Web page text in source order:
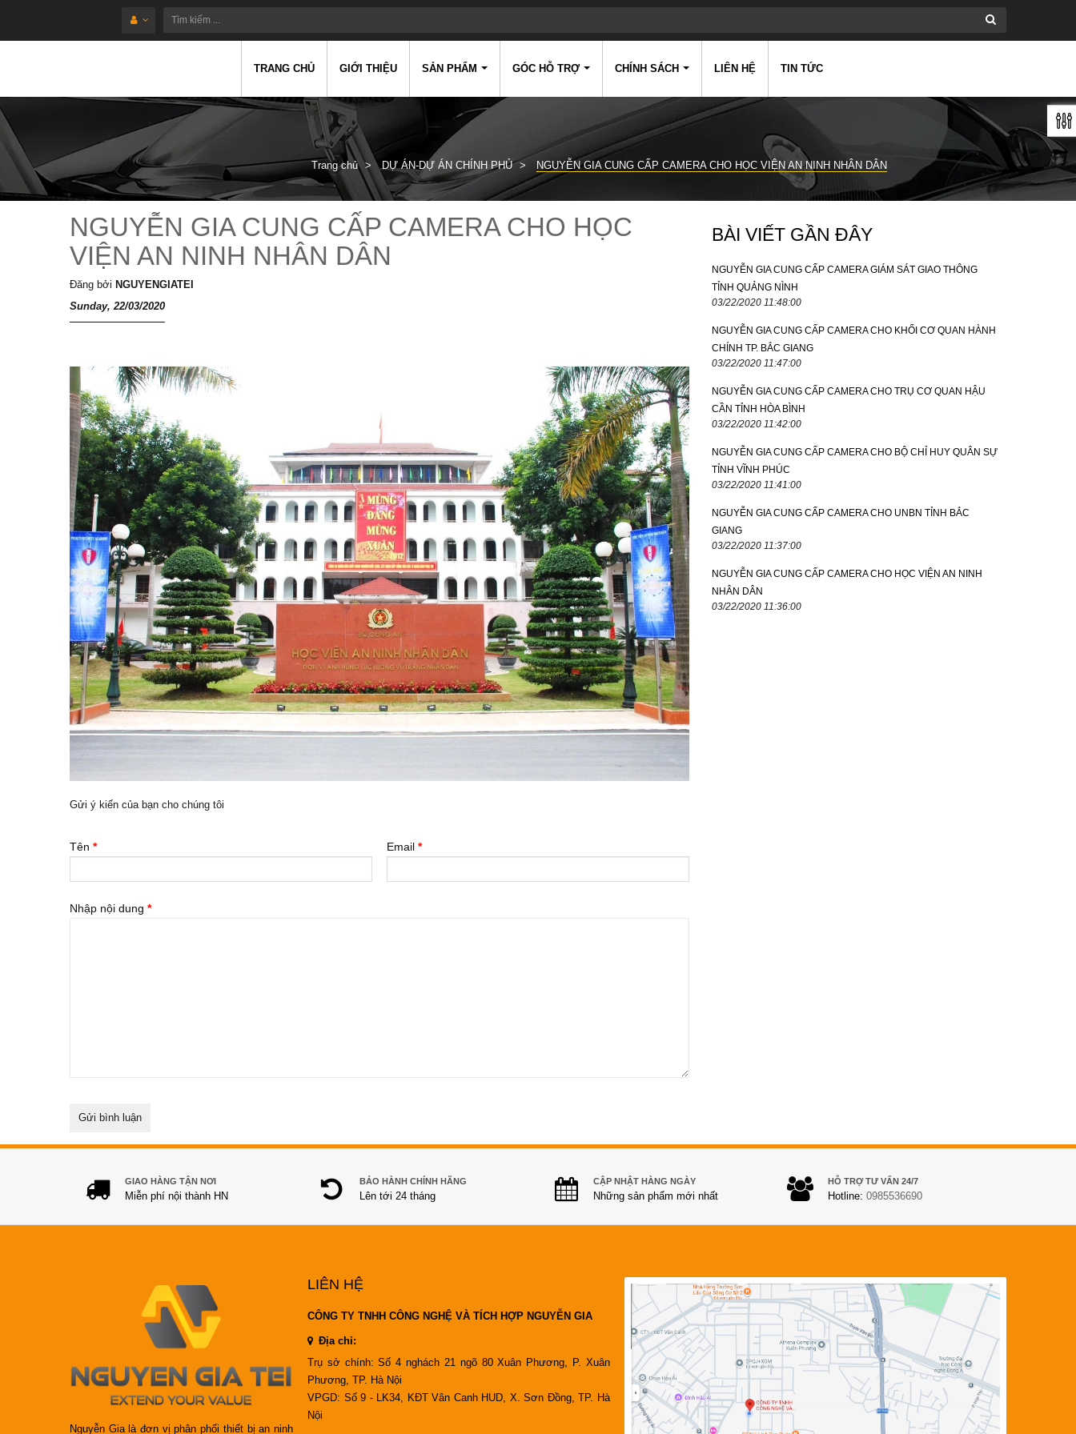
TRANG CHỦ GIỚI THIỆU SẢN PHẨM GÓC HỖ TRỢ CHÍNH SÁCH LIÊN HỆ TIN TỨC
Trang chủ DỰ ÁN-DỰ ÁN CHÍNH PHỦ NGUYỄN GIA CUNG CẤP CAMERA CHO HỌC VIỆN AN NINH NHÂN DÂN
NGUYỄN GIA CUNG CẤP CAMERA CHO HỌC
VIỆN AN NINH NHÂN DÂN
Đăng bởi NGUYENGIATEI
Sunday, 22/03/2020
Gửi ý kiến của bạn cho chúng tôi
Tên * Email *
Nhập nội dung *
BÀI VIẾT GẦN ĐÂY
NGUYỄN GIA CUNG CẤP CAMERA GIÁM SÁT GIAO THÔNG
TỈNH QUẢNG NÌNH
03/22/2020 11:48:00
NGUYỄN GIA CUNG CẤP CAMERA CHO KHỐI CƠ QUAN HÀNH
CHÍNH TP. BẮC GIANG
03/22/2020 11:47:00
NGUYỄN GIA CUNG CẤP CAMERA CHO TRỤ CƠ QUAN HẬU
CẦN TỈNH HÒA BÌNH
03/22/2020 11:42:00
NGUYỄN GIA CUNG CẤP CAMERA CHO BỘ CHỈ HUY QUÂN SỰ
TỈNH VĨNH PHÚC
03/22/2020 11:41:00
NGUYỄN GIA CUNG CẤP CAMERA CHO UNBN TỈNH BẮC
GIANG
03/22/2020 11:37:00
NGUYỄN GIA CUNG CẤP CAMERA CHO HỌC VIỆN AN NINH
NHÂN DÂN
03/22/2020 11:36:00
GIAO HÀNG TẬN NƠI
Miễn phí nội thành HN
BẢO HÀNH CHÍNH HÃNG
Lên tới 24 tháng
CẬP NHẬT HÀNG NGÀY
Những sản phẩm mới nhất
HỖ TRỢ TƯ VẤN 24/7
Hotline: 0985536690
Nguyễn Gia là đơn vị phân phối thiết bị an ninh
LIÊN HỆ
CÔNG TY TNHH CÔNG NGHỆ VÀ TÍCH HỢP NGUYỄN GIA
Địa chỉ:
Trụ sở chính: Số 4 nghách 21 ngõ 80 Xuân Phương, P. Xuân
Phương, TP. Hà Nội
VPGD: Số 9 - LK34, KĐT Vân Canh HUD, X. Sơn Đồng, TP. Hà
Nội